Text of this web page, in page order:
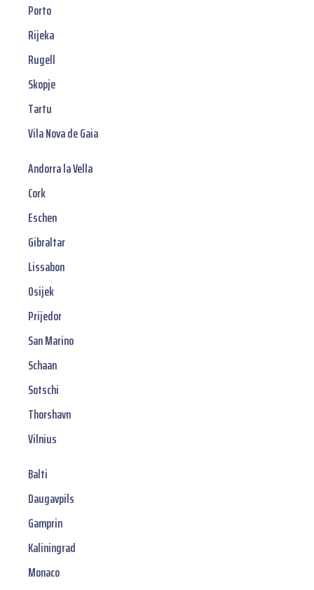
Porto
Rijeka
Rugell
Skopje
Tartu
Vila Nova de Gaia
Andorra la Vella
Cork
Eschen
Gibraltar
Lissabon
Osijek
Prijedor
San Marino
Schaan
Sotschi
Thorshavn
Vilnius
Balti
Daugavpils
Gamprin
Kaliningrad
Monaco